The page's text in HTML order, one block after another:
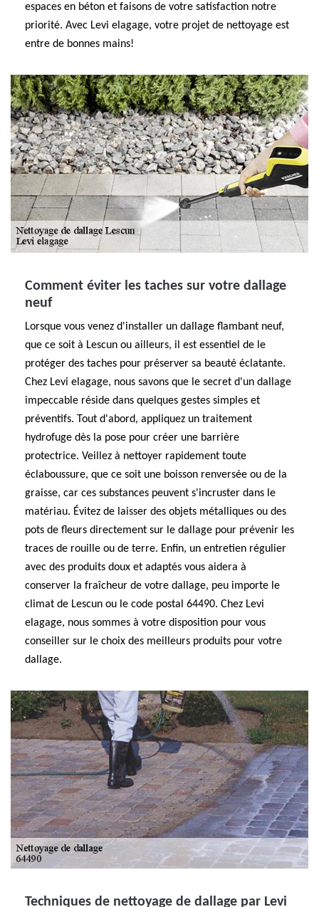
espaces en béton et faisons de votre satisfaction notre
priorité. Avec Levi elagage, votre projet de nettoyage est
entre de bonnes mains!
Comment éviter les taches sur votre dallage
neuf
Lorsque vous venez d'installer un dallage flambant neuf,
que ce soit à Lescun ou ailleurs, il est essentiel de le
protéger des taches pour préserver sa beauté éclatante.
Chez Levi elagage, nous savons que le secret d'un dallage
impeccable réside dans quelques gestes simples et
préventifs. Tout d'abord, appliquez un traitement
hydrofuge dès la pose pour créer une barrière
protectrice. Veillez à nettoyer rapidement toute
éclaboussure, que ce soit une boisson renversée ou de la
graisse, car ces substances peuvent s'incruster dans le
matériau. Évitez de laisser des objets métalliques ou des
pots de fleurs directement sur le dallage pour prévenir les
traces de rouille ou de terre. Enfin, un entretien régulier
avec des produits doux et adaptés vous aidera à
conserver la fraîcheur de votre dallage, peu importe le
climat de Lescun ou le code postal 64490. Chez Levi
elagage, nous sommes à votre disposition pour vous
conseiller sur le choix des meilleurs produits pour votre
dallage.
Techniques de nettoyage de dallage par Levi